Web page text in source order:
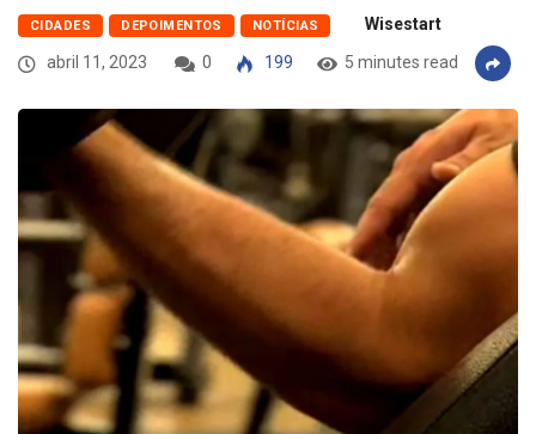
CIDADES DEPOIMENTOS NOTÍCIAS
Wisestart
abril 11, 2023
0 199 5 minutes read